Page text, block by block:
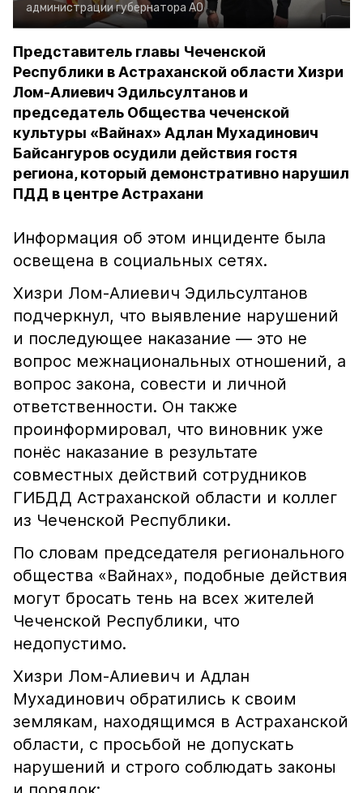
администрации губернатора АО
Представитель главы Чеченской
Республики в Астраханской области Хизри
Лом-Алиевич Эдильсултанов и
председатель Общества чеченской
культуры «Вайнах» Адлан Мухадинович
Байсангуров осудили действия гостя
региона, который демонстративно нарушил
ПДД в центре Астрахани
Информация об этом инциденте была
освещена в социальных сетях.
Хизри Лом-Алиевич Эдильсултанов
подчеркнул, что выявление нарушений
и последующее наказание — это не
вопрос межнациональных отношений, а
вопрос закона, совести и личной
ответственности. Он также
проинформировал, что виновник уже
понёс наказание в результате
совместных действий сотрудников
ГИБДД Астраханской области и коллег
из Чеченской Республики.
По словам председателя регионального
общества «Вайнах», подобные действия
могут бросать тень на всех жителей
Чеченской Республики, что
недопустимо.
Хизри Лом-Алиевич и Адлан
Мухадинович обратились к своим
землякам, находящимся в Астраханской
области, с просьбой не допускать
нарушений и строго соблюдать законы